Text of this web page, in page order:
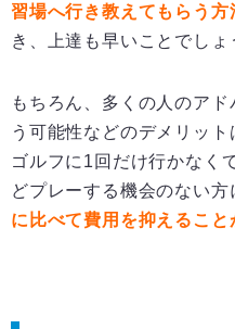
習場へ行き教えてもらう方
き、上達も早いことでしょ
もちろん、多くの人のア
う可能性などのデメリッ
ゴルフに1回だけ行かなく
どプレーする機会のない方
に比べて費用を抑えること